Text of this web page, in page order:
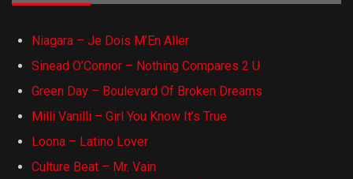
Niagara – Je Dois M’En Aller
Sinead O’Connor – Nothing Compares 2 U
Green Day – Boulevard Of Broken Dreams
Milli Vanilli – Girl You Know It’s True
Loona – Latino Lover
Culture Beat – Mr. Vain